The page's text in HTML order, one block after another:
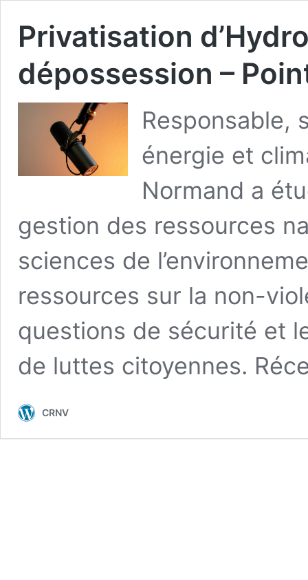
Privatisation
dépossession –
Responsable,
énergie et
Normand a
gestion des ressources
sciences de
ressources sur la non-
questions de sécurité et
de luttes citoyennes.
CRNV